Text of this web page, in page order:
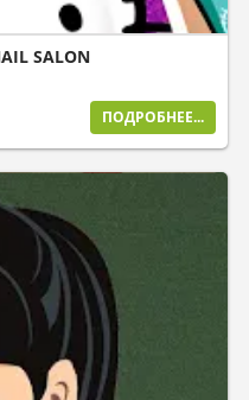
SALON
ПОДРОБНЕЕ...